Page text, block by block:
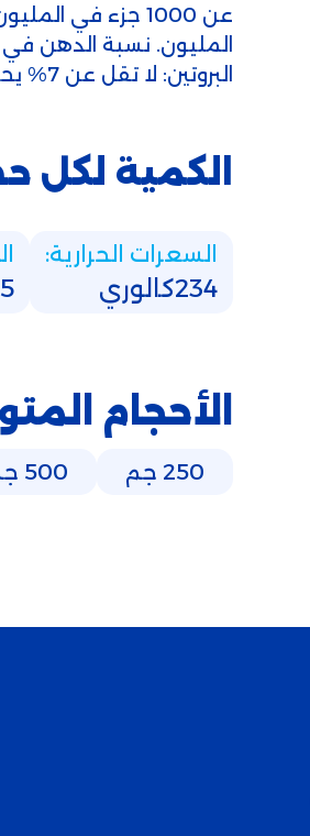
البروتين: لا تقل عن 7% يحفظ في الثلاجة عند درجة حرارة 5° مئوية
الكمية لكل
السعرات الحرارية:
234كالوري
الأحجام
250 جم 500 جم